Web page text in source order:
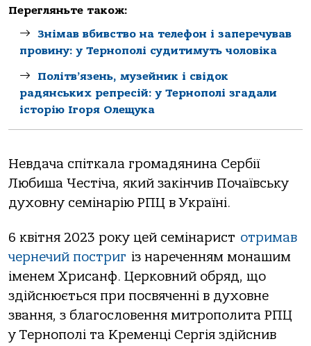
Перегляньте також:
Знімав вбивство на телефон і заперечував
провину: у Тернополі судитимуть чоловіка
Політв’язень, музейник і свідок
радянських репресій: у Тернополі згадали
історію Ігоря Олещука
Невдача спіткала громадянина Сербії
Любиша Честіча, який закінчив Почаївську
духовну семінарію РПЦ в Україні.
6 квітня 2023 року цей семінарист отримав
чернечий постриг із нареченням монашим
іменем Хрисанф. Церковний обряд, що
здійснюється при посвяченні в духовне
звання, з благословення митрополита РПЦ
у Тернополі та Кременці Сергія здійснив